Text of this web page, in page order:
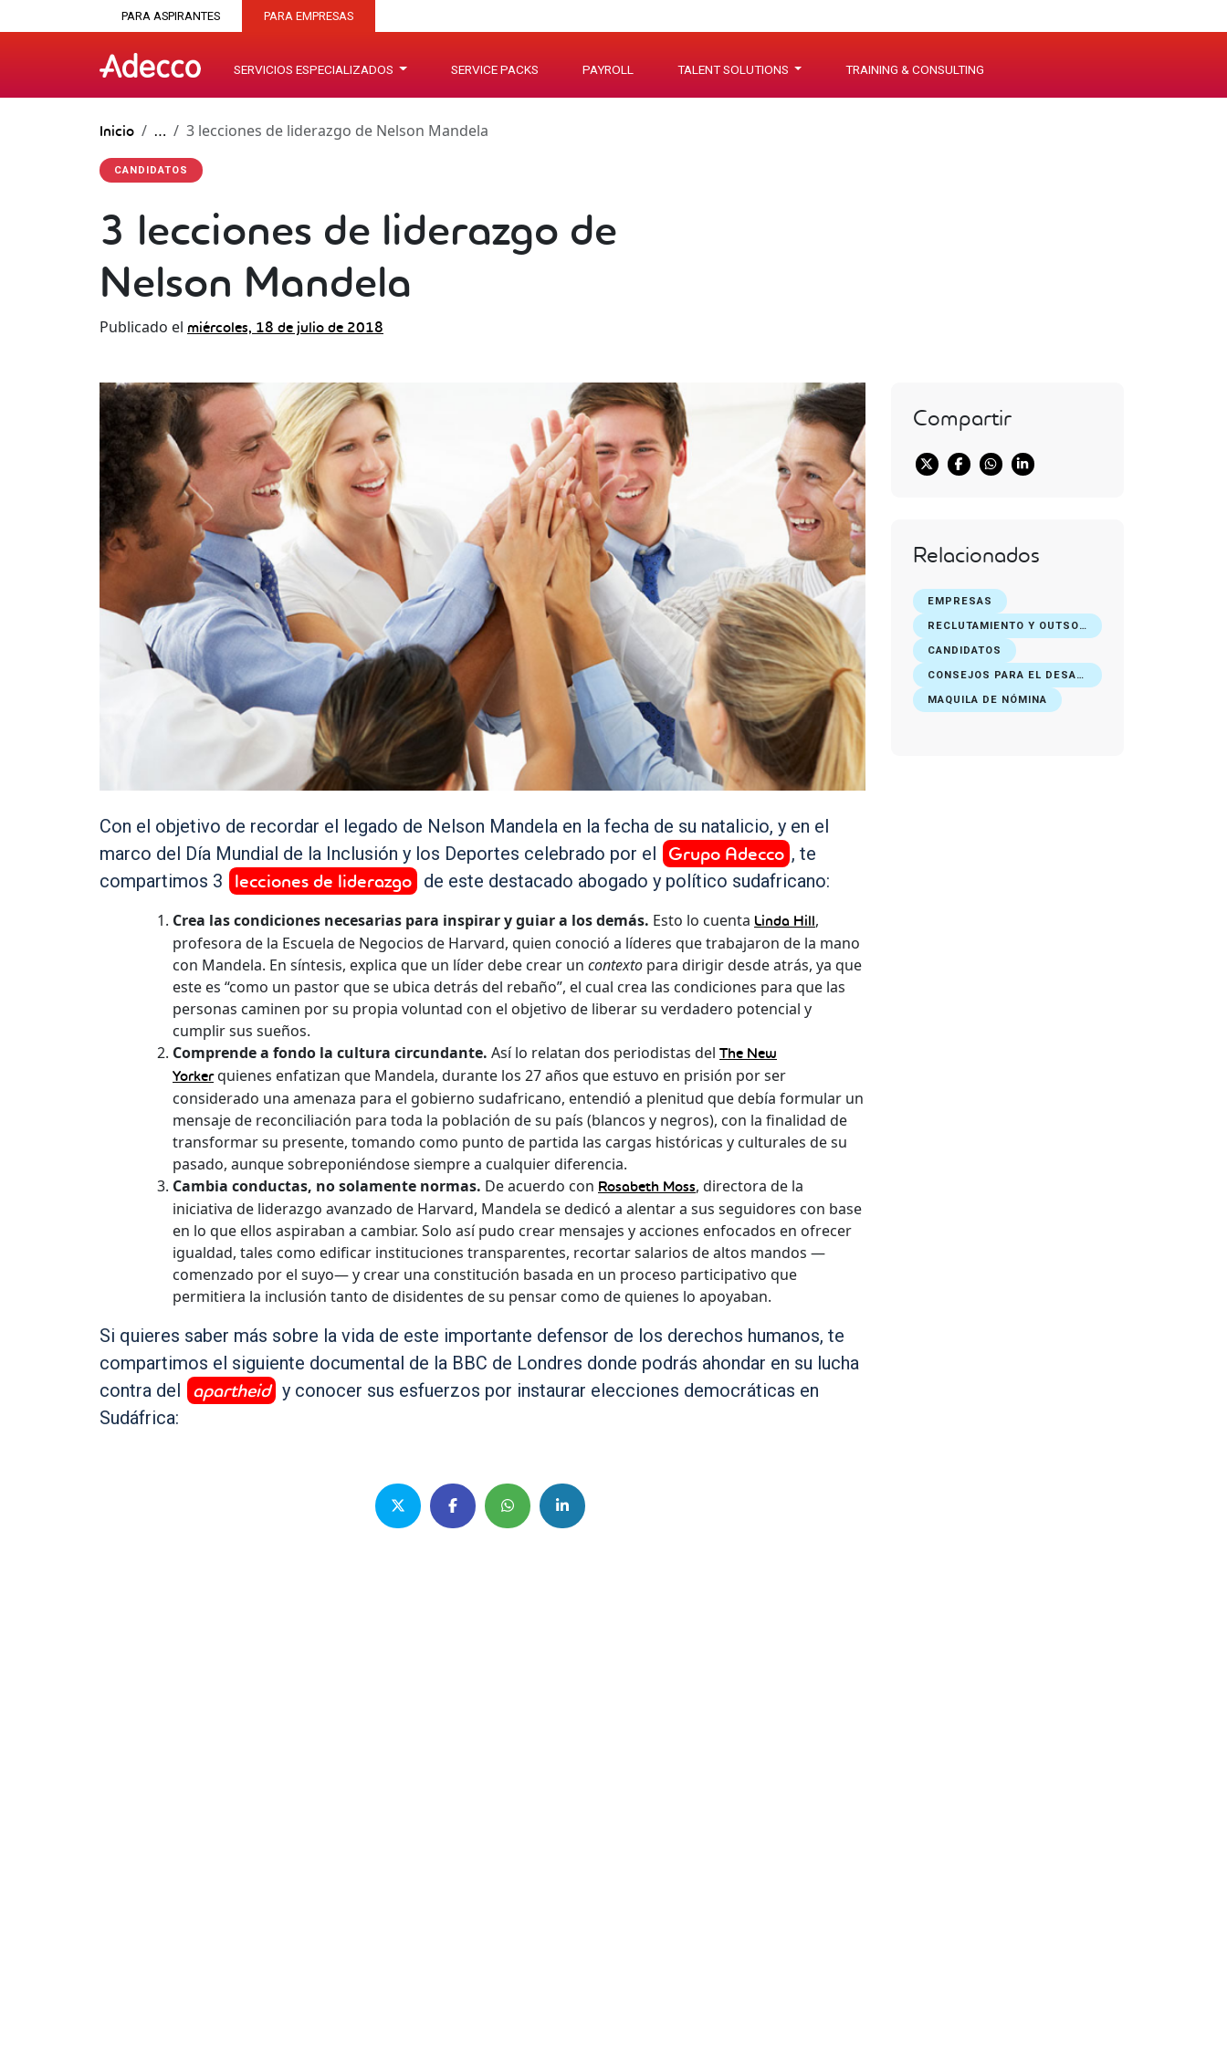
PARA ASPIRANTES PARA EMPRESAS
SERVICIOS ESPECIALIZADOS SERVICE PACKS PAYROLL TALENT SOLUTIONS TRAINING & CONSULTING
Inicio … 3 lecciones de liderazgo de Nelson Mandela
CANDIDATOS
3 lecciones de liderazgo de
Nelson Mandela
Publicado el miércoles, 18 de julio de 2018
Con el objetivo de recordar el legado de Nelson Mandela en la fecha de su natalicio, y en el
marco del Día Mundial de la Inclusión y los Deportes celebrado por el
Grupo Adecco , te
compartimos 3
lecciones de liderazgo de este destacado abogado y político sudafricano:
Crea las condiciones necesarias para inspirar y guiar a los demás. Esto lo cuenta Linda Hill,
profesora de la Escuela de Negocios de Harvard, quien conoció a líderes que trabajaron de la mano
con Mandela. En síntesis, explica que un líder debe crear un contexto para dirigir desde atrás, ya que
este es “como un pastor que se ubica detrás del rebaño”, el cual crea las condiciones para que las
personas caminen por su propia voluntad con el objetivo de liberar su verdadero potencial y
cumplir sus sueños.
Comprende a fondo la cultura circundante. Así lo relatan dos periodistas del The New
Yorkerquienes enfatizan que Mandela, durante los 27 años que estuvo en prisión por ser
considerado una amenaza para el gobierno sudafricano, entendió a plenitud que debía formular un
mensaje de reconciliación para toda la población de su país (blancos y negros), con la finalidad de
transformar su presente, tomando como punto de partida las cargas históricas y culturales de su
pasado, aunque sobreponiéndose siempre a cualquier diferencia.
Cambia conductas, no solamente normas. De acuerdo con Rosabeth Moss, directora de la
iniciativa de liderazgo avanzado de Harvard, Mandela se dedicó a alentar a sus seguidores con base
en lo que ellos aspiraban a cambiar. Solo así pudo crear mensajes y acciones enfocados en ofrecer
igualdad, tales como edificar instituciones transparentes, recortar salarios de altos mandos —
comenzado por el suyo— y crear una constitución basada en un proceso participativo que
permitiera la inclusión tanto de disidentes de su pensar como de quienes lo apoyaban.
Si quieres saber más sobre la vida de este importante defensor de los derechos humanos, te
compartimos el siguiente documental de la BBC de Londres donde podrás ahondar en su lucha
contra del
apartheid y conocer sus esfuerzos por instaurar elecciones democráticas en
Sudáfrica:
Compartir
Relacionados
EMPRESAS
RECLUTAMIENTO Y OUTSOURCING DE PERSONAL
CANDIDATOS
CONSEJOS PARA EL DESARROLLO PROFESIONAL
MAQUILA DE NÓMINA